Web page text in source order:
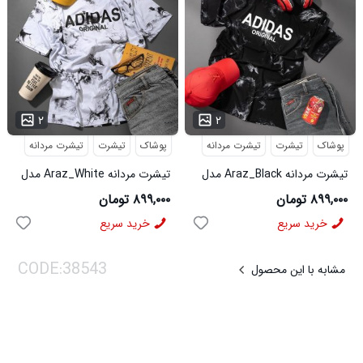
۲ ...
پوشاک تیشرت تیشرت مردانه
تیشرت مردانه Araz_White مدل
3992
۸۹۹,۰۰۰ تومان
خرید سریع
۲ ...
پوشاک تیشرت تیشرت مردانه
تیشرت مردانه Araz_Black مدل
3991
۸۹۹,۰۰۰ تومان
خرید سریع
مشابه با این محصول